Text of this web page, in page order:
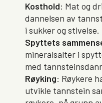
Kosthold: Mat og
dannelsen av
i sukker og stivelse.
Spyttets
mineralsalter i
med
Røyking: Røykere
utvikle tannstein